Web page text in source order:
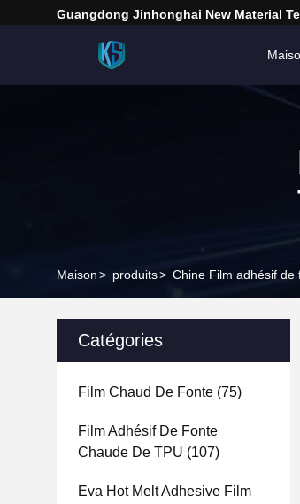
Guangdong Jinhonghai New Material
Maison> produits> Chine Film adhésif de
Catégories
Film Chaud De Fonte (75)
Film Adhésif De Fonte
Chaude De TPU (107)
Eva Hot Melt Adhesive Film